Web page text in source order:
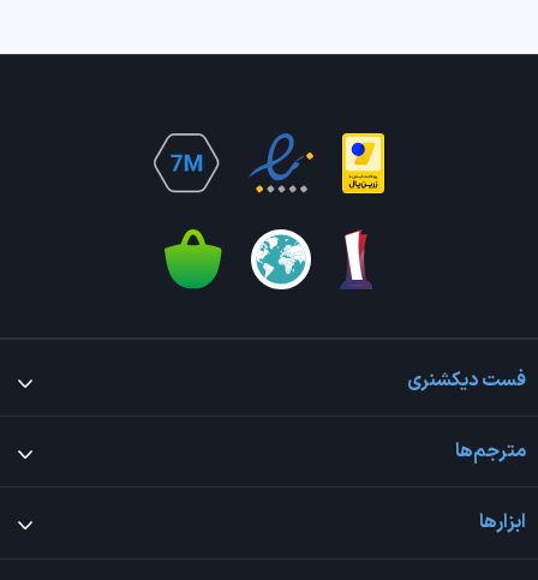
فست دیکشنری
مترجم‌ها
ابزارها